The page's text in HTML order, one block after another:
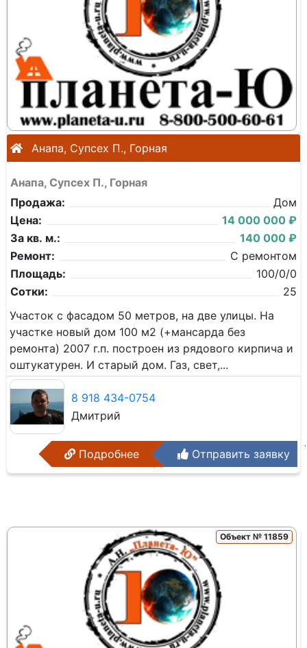
Анапа, Супсех П., Горная
Анапа, Супсех П., Горная
Продажа:
Дом
Цена:
14 000 000 ₽
За кв. м.:
140 000 ₽
Ремонт:
С ремонтом
Площадь:
100/0/0
Сотки:
25
Участок с фасадом 50 метров, на две улицы. На
участке новый дом 100 м2 (+мансарда без
ремонта) 2007 г.п. построен из рядового кирпича и
оштукатурен. И старый дом. Газ, свет,...
8 918 434-0754
Дмитрий
Подробнее Отправить заявку
Объект № 11859